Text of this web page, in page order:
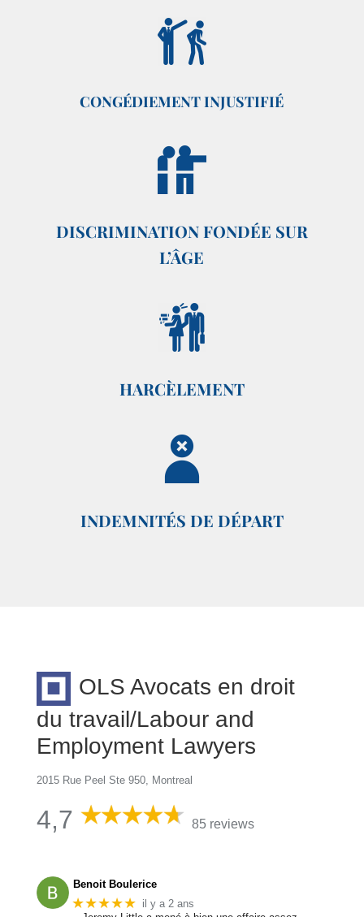
CONGÉDIEMENT INJUSTIFIÉ
DISCRIMINATION FONDÉE SUR
L’ÂGE
HARCÈLEMENT
INDEMNITÉS DE DÉPART
OLS Avocats en droit
du travail/Labour and
Employment Lawyers
2015 Rue Peel Ste 950, Montreal
4,7 85 reviews
Benoit Boulerice
★★★★★ il y a 2 ans